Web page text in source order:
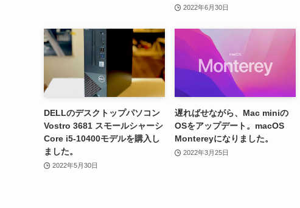
2022年6月30日
DELLのデスクトップパソコン
Vostro 3681 スモールシャーシ
Core i5-10400モデルを購入し
ました。
2022年5月30日
遅ればせながら、Mac miniの
OSをアップデート。macOS
Montereyになりました。
2022年3月25日